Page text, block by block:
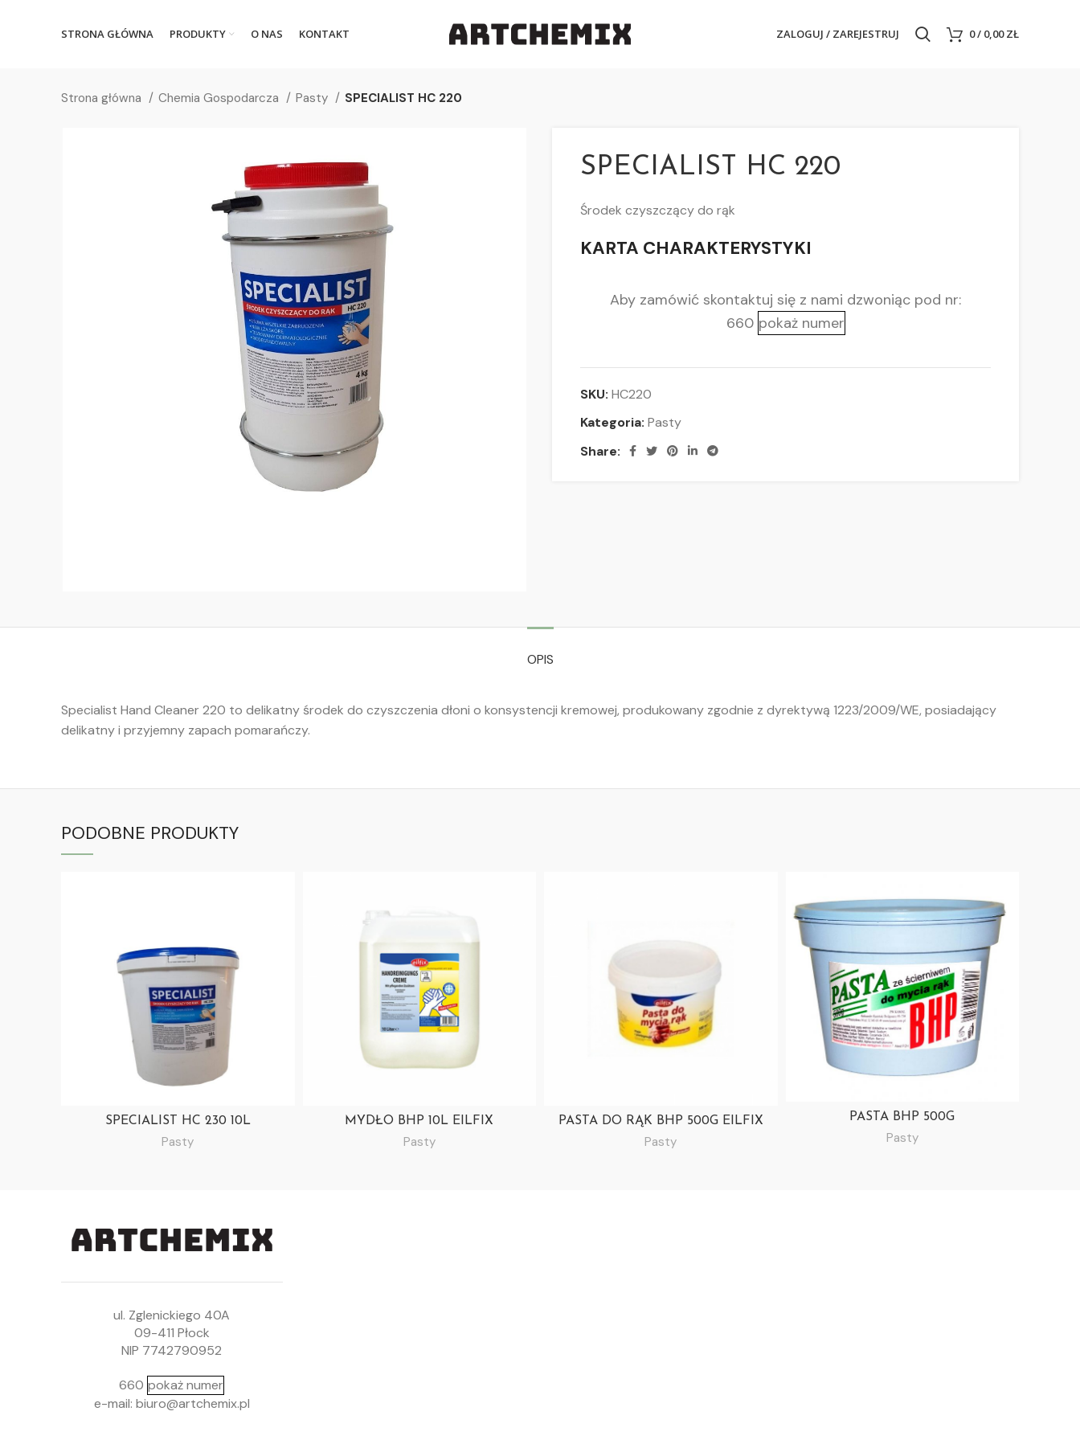
STRONA GŁÓWNA PRODUKTY O NAS KONTAKT ZALOGUJ / ZAREJESTRUJ 0/ 0,00ZŁ
Strona główna Chemia Gospodarcza Pasty SPECIALIST HC 220
SPECIALIST HC 220
Środek czyszczący do rąk
KARTA CHARAKTERYSTYKI
Aby zamówić skontaktuj się z nami dzwoniąc pod nr:
660 pokaż numer
SKU: HC220
Kategoria: Pasty
Share:
OPIS
Specialist Hand Cleaner 220 to delikatny środek do czyszczenia dłoni o konsystencji kremowej, produkowany zgodnie z dyrektywą 1223/2009/WE, posiadający
delikatny i przyjemny zapach pomarańczy.
PODOBNE PRODUKTY
SPECIALIST HC 230 10L
Pasty
MYDŁO BHP 10L EILFIX
Pasty
PASTA DO RĄK BHP 500G EILFIX
Pasty
PASTA BHP 500G
Pasty
ul. Zglenickiego 40A
09-411 Płock
NIP 7742790952
660 pokaż numer
e-mail: biuro@artchemix.pl